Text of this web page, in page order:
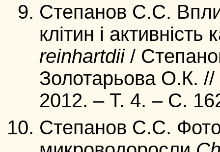
Степанов С.С.
клітин і
reinhartdii/
Золотарьова О.К. //
2012. – Т. 4. – С.
Степанов С.С.